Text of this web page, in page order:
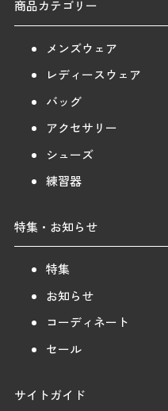
商品カテゴリー
メンズウェア
レディースウェア
バッグ
アクセサリー
シューズ
練習器
特集・お知らせ
特集
お知らせ
コーディネート
セール
サイトガイド